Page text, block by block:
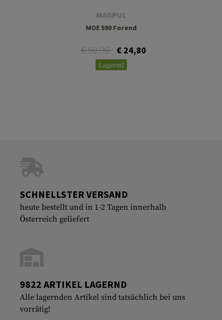
MAGPUL
MOE 590 Forend
€ 50,90 € 24,80
Lagernd
SCHNELLSTER VERSAND
heute bestellt und in 1-2 Tagen innerhalb
Österreich geliefert
9822 ARTIKEL LAGERND
Alle lagernden Artikel sind tatsächlich bei uns
vorrätig!